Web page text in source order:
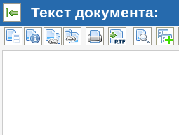
Текст документа: